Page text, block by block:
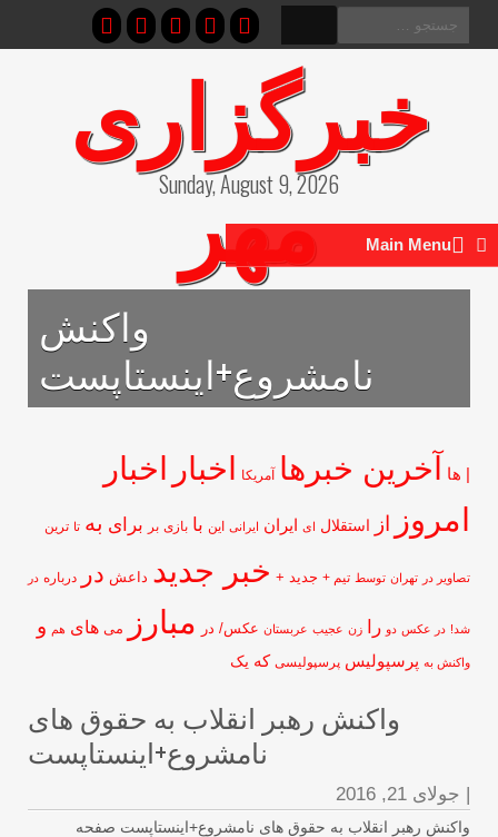
خبرگزاری
مهر
Sunday, August 9, 2026
Main Menu
واکنش
نامشروع+اینستاپست
آخرین خبرها آمریکا اخباراخبار
از استقلال ای ایران ایرانی این با بازی بر برای به تا ترین
در تهران توسط تیم + جدید + خبر جدید داعش در درباره در
در عکس دو را زن عجیب عربستان عکس/ در مبارز می های هم و
به پرسپولیس پرسپولیسی که یک
واکنش رهبر انقلاب به حقوق های
نامشروع+اینستاپست
جولای 21, 2016
رهبر انقلاب به حقوق های نامشروع+اینستاپست صفحه